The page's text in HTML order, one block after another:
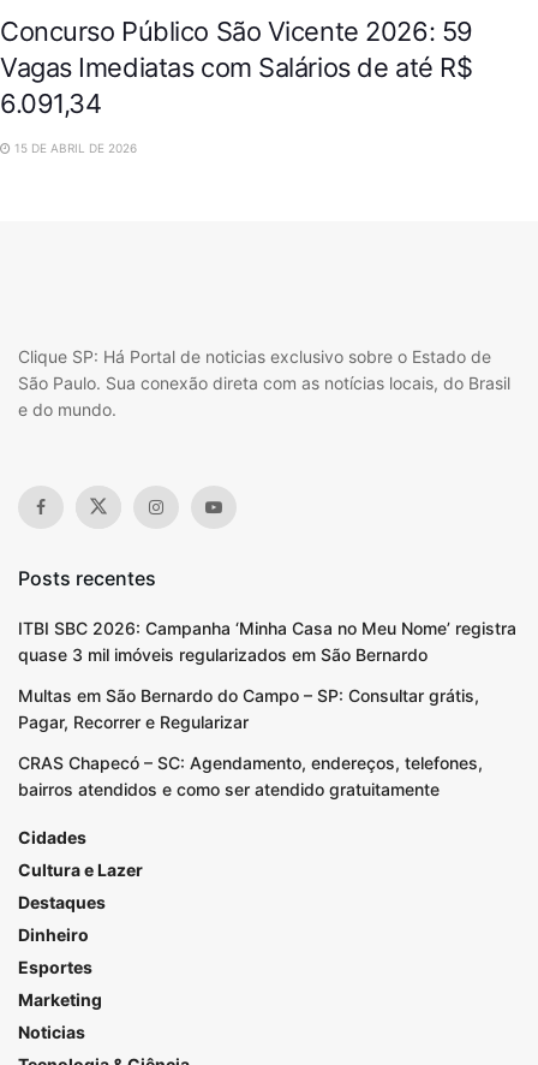
Concurso Público São Vicente 2026: 59
Vagas Imediatas com Salários de até R$
6.091,34
15 DE ABRIL DE 2026
Clique SP: Há Portal de noticias exclusivo sobre o Estado de
São Paulo. Sua conexão direta com as notícias locais, do Brasil
e do mundo.
Posts recentes
ITBI SBC 2026: Campanha ‘Minha Casa no Meu Nome’ registra
quase 3 mil imóveis regularizados em São Bernardo
Multas em São Bernardo do Campo – SP: Consultar grátis,
Pagar, Recorrer e Regularizar
CRAS Chapecó – SC: Agendamento, endereços, telefones,
bairros atendidos e como ser atendido gratuitamente
Cidades
Cultura e Lazer
Destaques
Dinheiro
Esportes
Marketing
Noticias